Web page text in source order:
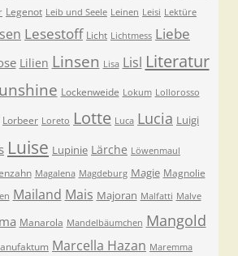
Legenot Leib und Seele Leinen Leisi Lektüre
Lesestoff Licht Lichtmess Liebe
Lilien Linsen Lisa Lisl Literatur
Lockenweide Lokum Lollorosso
Lorbeer Loreto Lotte Luca Lucia Luigi
Luise Lupinie Lärche Löwenmaul
Magalena Magdeburg Magie Magnolie
Mailand Mais Majoran Malfatti Malve
Manarola Mandelbäumchen Mangold
Marcella Hazan Maremma